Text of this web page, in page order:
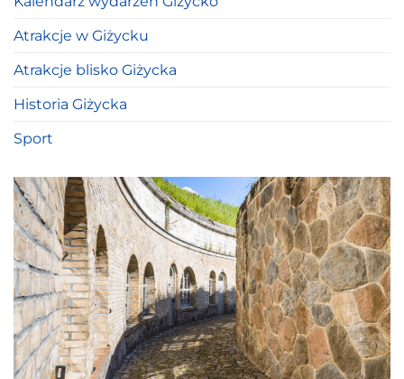
Atrakcje w Giżycku
Atrakcje blisko Giżycka
Historia Giżycka
Sport